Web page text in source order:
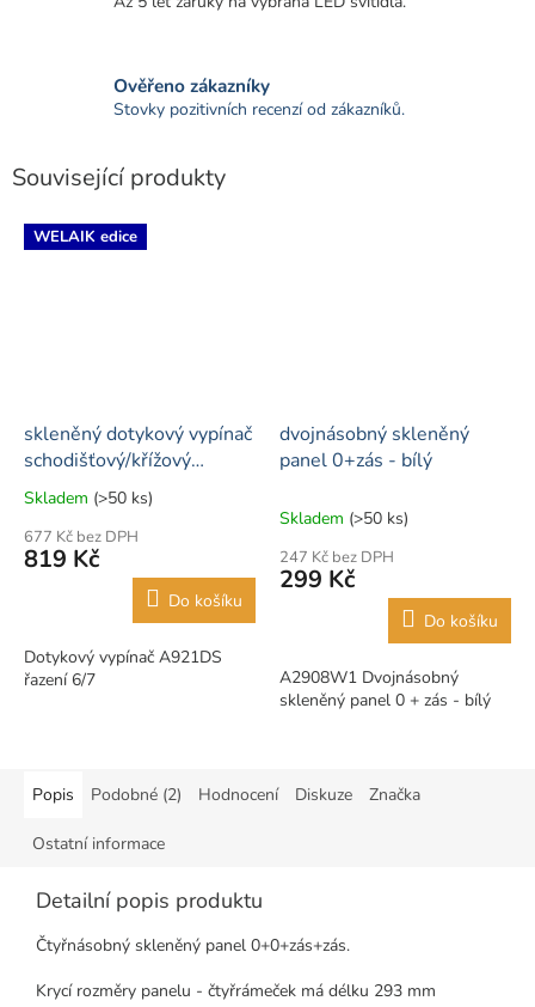
Ověřeno zákazníky
Stovky pozitivních recenzí od zákazníků.
Související produkty
WELAIK edice
skleněný dotykový vypínač
schodišťový/křížový
kompletní ř.6/7- bílý
Průměrné
produktu
je
hvězdiček.
Skladem (>50 ks)
677 Kč bez DPH
819 Kč
Do košíku
Dotykový vypínač A921DS
řazení 6/7
dvojnásobný skleněný
panel 0+zás - bílý
Skladem (>50 ks)
247 Kč bez DPH
299 Kč
Do košíku
A2908W1 Dvojnásobný
skleněný panel 0 + zás - bílý
Popis Podobné (2) Hodnocení Diskuze Značka
Ostatní informace
Detailní popis produktu
Čtyřnásobný skleněný panel 0+0+zás+zás.
Krycí rozměry panelu - čtyřrámeček má délku 293 mm